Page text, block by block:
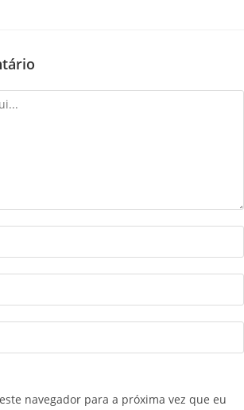
navegador para a próxima vez que eu